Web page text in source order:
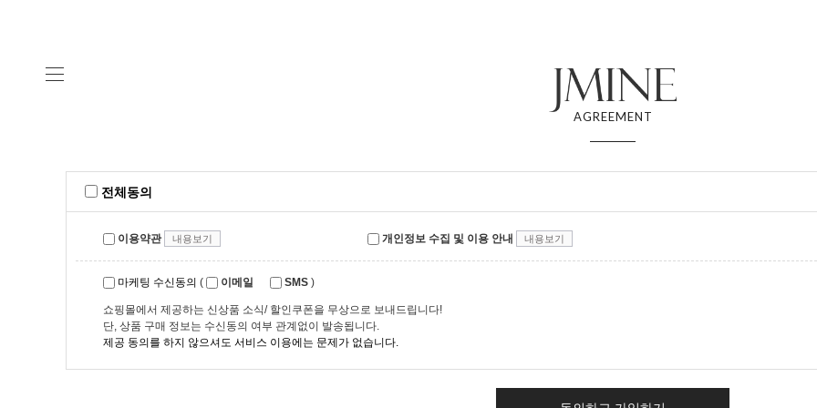
AGREEMENT
전체동의
이용약관 내용보기 개인정보 수집 및 이용 안내 내용보기
마케팅 수신동의 ( 이메일 SMS )
쇼핑몰에서 제공하는 신상품 소식/ 할인쿠폰을 무상으로 보내드립니다!
단, 상품 구매 정보는 수신동의 여부 관계없이 발송됩니다.
제공 동의를 하지 않으셔도 서비스 이용에는 문제가 없습니다.